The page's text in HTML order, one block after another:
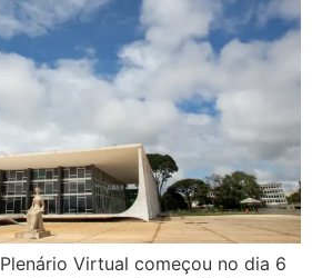
Virtual começou no dia 6